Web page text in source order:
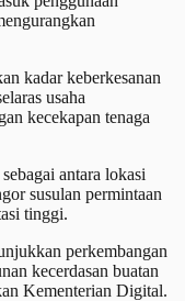
kadar keberkesanan
usaha
kecekapan tenaga
antara lokasi
susulan permintaan
tinggi.
perkembangan
kecerdasan buatan
Kementerian Digital.